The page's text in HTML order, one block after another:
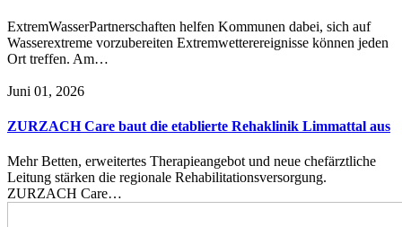
ExtremWasserPartnerschaften helfen Kommunen dabei, sich auf
Wasserextreme vorzubereiten Extremwetterereignisse können jeden
Ort treffen. Am…
Juni 01, 2026
ZURZACH Care baut die etablierte Rehaklinik Limmattal aus
Mehr Betten, erweitertes Therapieangebot und neue chefärztliche
Leitung stärken die regionale Rehabilitationsversorgung.
ZURZACH Care…